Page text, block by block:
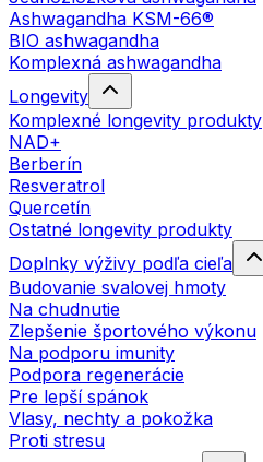
Ashwagandha KSM-66®
BIO ashwagandha
Komplexná ashwagandha
Longevity
Komplexné longevity produkty
NAD+
Berberín
Resveratrol
Quercetín
Ostatné longevity produkty
Doplnky výživy podľa cieľa
Budovanie svalovej hmoty
Na chudnutie
Zlepšenie športového výkonu
Na podporu imunity
Podpora regenerácie
Pre lepší spánok
Vlasy, nechty a pokožka
Proti stresu